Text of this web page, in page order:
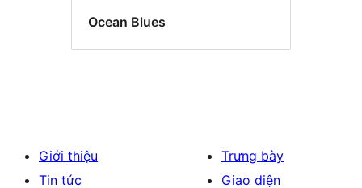
Ocean Blues
Giới thiệu
Tin tức
Trưng bày
Giao diện